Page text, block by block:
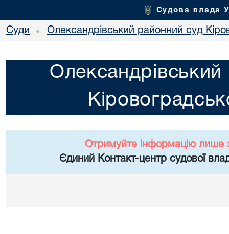
Судова влада
Суди • Олександрівський районний суд
Отримуйте інформацію лише
Єдиний Контакт-центр судової